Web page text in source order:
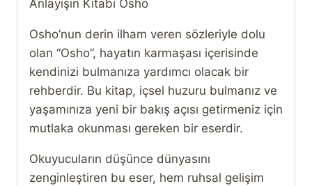
Anlayışın Kitabı Osho
Osho’nun derin ilham veren sözleriyle dolu
olan “Osho”, hayatın karmaşası içerisinde
kendinizi bulmanıza yardımcı olacak bir
rehberdir. Bu kitap, içsel huzuru bulmanız ve
yaşamınıza yeni bir bakış açısı getirmeniz için
mutlaka okunması gereken bir eserdir.
Okuyucuların düşünce dünyasını
zenginleştiren bu eser, hem ruhsal gelişim